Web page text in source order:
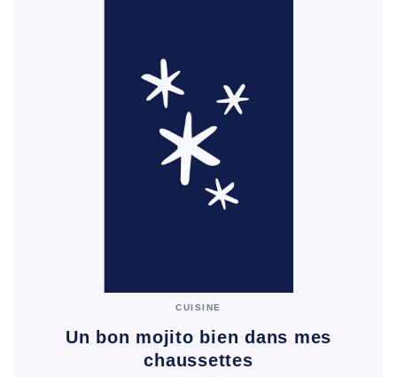
CUISINE
Un bon mojito bien dans mes
chaussettes